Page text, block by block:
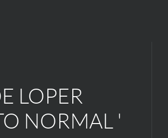
LOPER
NORMAL '